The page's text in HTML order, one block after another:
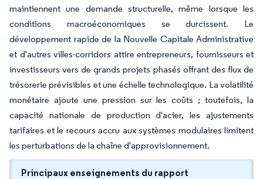
maintiennent une demande structurelle, même lorsque les
conditions macroéconomiques se durcissent. Le
développement rapide de la Nouvelle Capitale Administrative
et d'autres villes-corridors attire entrepreneurs, fournisseurs et
investisseurs vers de grands projets phasés offrant des flux de
trésorerie prévisibles et une échelle technologique. La volatilité
monétaire ajoute une pression sur les coûts ; toutefois, la
capacité nationale de production d'acier, les ajustements
tarifaires et le recours accru aux systèmes modulaires limitent
les perturbations de la chaîne d'approvisionnement.
Principaux enseignements du rapport